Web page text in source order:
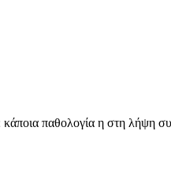
παθολογία η στη